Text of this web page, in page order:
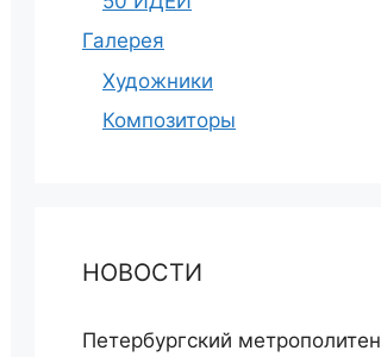
Галерея
Художники
Композиторы
НОВОСТИ
Петербургский метрополитен